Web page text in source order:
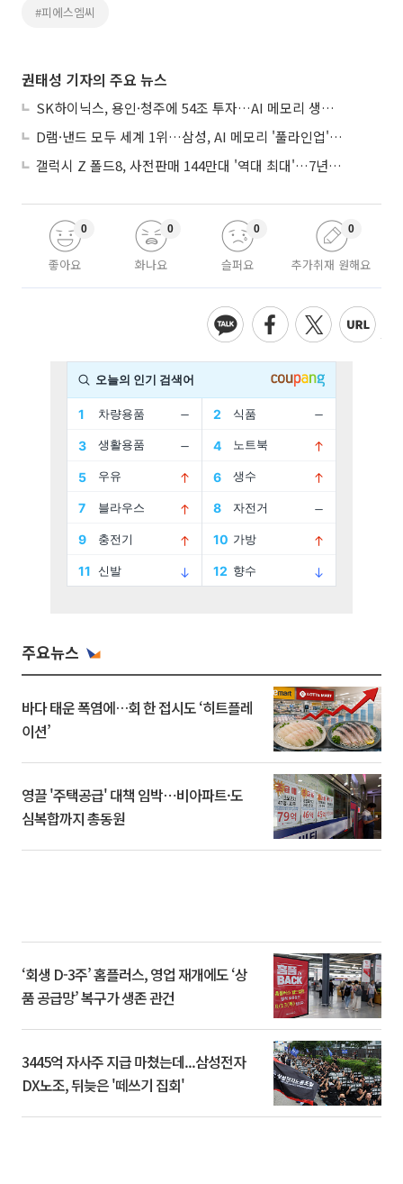
#피에스엠씨
권태성 기자의 주요 뉴스
SK하이닉스, 용인·청주에 54조 투자…AI 메모리 생산기지 키운다
D램·낸드 모두 세계 1위…삼성, AI 메모리 '풀라인업'으로 승부
갤럭시 Z 폴드8, 사전판매 144만대 '역대 최대'…7년만에 갤노트10 기록 넘어
좋아요
0
화나요
0
슬퍼요
0
추가취재 원해요
0
주요뉴스
바다 태운 폭염에…회 한 접시도 ‘히트플레
이션’
영끌 '주택공급' 대책 임박⋯비아파트·도
심복합까지 총동원
‘회생 D-3주’ 홈플러스, 영업 재개에도 ‘상
품 공급망’ 복구가 생존 관건
3445억 자사주 지급 마쳤는데...삼성전자
DX노조, 뒤늦은 '떼쓰기 집회'